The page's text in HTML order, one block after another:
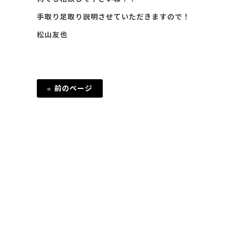
手取り足取り説明させていただきますので！
松山友也
« 前のページ